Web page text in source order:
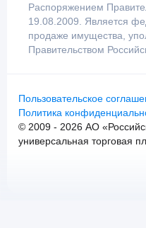
Распоряжением
19.08.2009. Является
продаже имущества,
Правительством
Пользовательское
Политика
© 2009 - 2026 АО
универсальная торговая